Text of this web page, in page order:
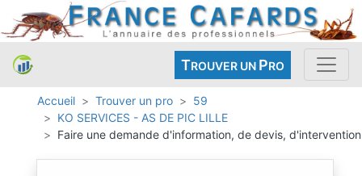
TROUVER UN PRO
Accueil Trouver un pro
59
KO SERVICES - AS DE PIC LILLE
Faire une demande d'information, de devis, d'intervention